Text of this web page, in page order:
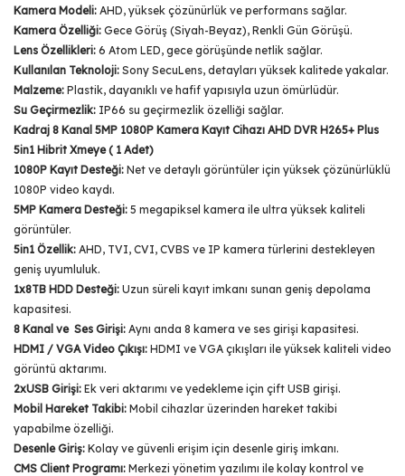
Kamera Modeli: AHD, yüksek çözünürlük ve performans sağlar.
Kamera Özelliği: Gece Görüş (Siyah-Beyaz), Renkli Gün Görüşü.
Lens Özellikleri: 6 Atom LED, gece görüşünde netlik sağlar.
Kullanılan Teknoloji: Sony SecuLens, detayları yüksek kalitede yakalar.
Malzeme: Plastik, dayanıklı ve hafif yapısıyla uzun ömürlüdür.
Su Geçirmezlik: IP66 su geçirmezlik özelliği sağlar.
Kadraj 8 Kanal 5MP 1080P Kamera Kayıt Cihazı AHD DVR H265+ Plus
5in1 Hibrit Xmeye ( 1 Adet)
1080P Kayıt Desteği: Net ve detaylı görüntüler için yüksek çözünürlüklü
1080P video kaydı.
5MP Kamera Desteği: 5 megapiksel kamera ile ultra yüksek kaliteli
görüntüler.
5in1 Özellik: AHD, TVI, CVI, CVBS ve IP kamera türlerini destekleyen
geniş uyumluluk.
1x8TB HDD Desteği: Uzun süreli kayıt imkanı sunan geniş depolama
kapasitesi.
8 Kanal ve Ses Girişi: Aynı anda 8 kamera ve ses girişi kapasitesi.
HDMI / VGA Video Çıkışı: HDMI ve VGA çıkışları ile yüksek kaliteli video
görüntü aktarımı.
2xUSB Girişi: Ek veri aktarımı ve yedekleme için çift USB girişi.
Mobil Hareket Takibi: Mobil cihazlar üzerinden hareket takibi
yapabilme özelliği.
Desenle Giriş: Kolay ve güvenli erişim için desenle giriş imkanı.
CMS Client Programı: Merkezi yönetim yazılımı ile kolay kontrol ve